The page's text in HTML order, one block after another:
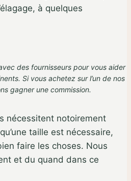
à quelques
des fournisseurs pour vous aider
Si vous achetez sur l’un de nos
gagner une commission.
nécessitent notoirement
taille est nécessaire,
faire les choses. Nous
et du quand dans ce